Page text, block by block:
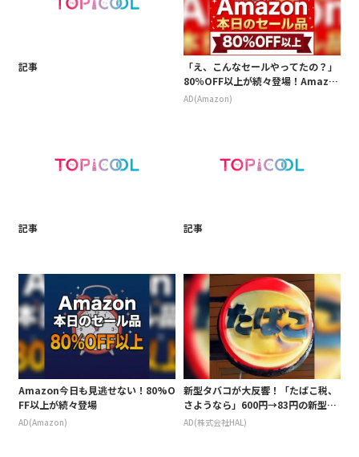
記事
「え、こんなセールやってたの？」
80％OFF以上が続々登場！Amazo
nの本気が凄すぎる
AD(Amazon)
記事 記事
Amazon今日も見逃せない！80%O
FF以上が続々登場
AD(Amazon)
新型タバコが大反響！「たばこ税、
さようなら」600円→83円の新型が
爆売れ
AD(株式会社HAL)